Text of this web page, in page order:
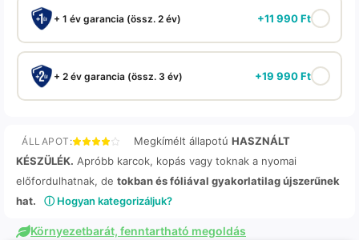
+ 1 év garancia (össz. 2 év) +11 990Ft
+ 2 év garancia (össz. 3 év) +19 990Ft
ÁLLAPOT: Megkímélt állapotú HASZNÁLT
KÉSZÜLÉK. Apróbb karcok, kopás vagy toknak a nyomai
előfordulhatnak, de tokban és fóliával gyakorlatilag újszerűnek
hat.
ⓘ Hogyan kategorizáljuk?
Környezetbarát, fenntartható megoldás